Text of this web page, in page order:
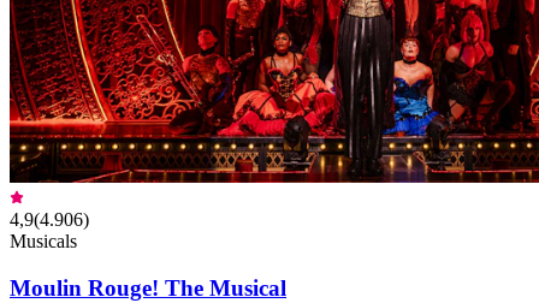
4,9(4.906)
Musicals
Moulin Rouge! The Musical